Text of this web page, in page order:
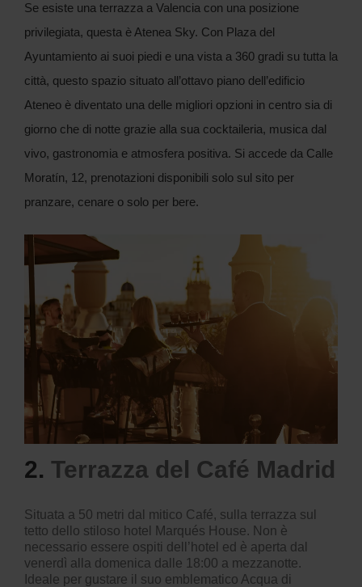
Se esiste una terrazza a Valencia con una posizione
privilegiata, questa è Atenea Sky. Con Plaza del
Ayuntamiento ai suoi piedi e una vista a 360 gradi su tutta la
città, questo spazio situato all’ottavo piano dell’edificio
Ateneo è diventato una delle migliori opzioni in centro sia di
giorno che di notte grazie alla sua cocktaileria, musica dal
vivo, gastronomia e atmosfera positiva. Si accede da Calle
Moratín, 12, prenotazioni disponibili solo sul sito per
pranzare, cenare o solo per bere.
2. Terrazza del Café Madrid
Situata a 50 metri dal mitico Café, sulla terrazza sul
tetto dello stiloso hotel Marqués House. Non è
necessario essere ospiti dell’hotel ed è aperta dal
venerdì alla domenica dalle 18:00 a mezzanotte.
Ideale per gustare il suo emblematico Acqua di